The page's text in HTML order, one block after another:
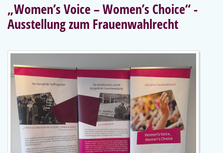
„Women’s Voice – Women’s Choice“ -
Ausstellung zum Frauenwahlrecht